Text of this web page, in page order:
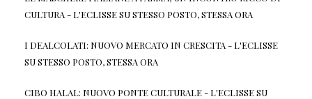
CULTURA - L'ECLISSESUSTESSO POSTO, STESSA ORA
I DEALCOLATI: NUOVO MERCATO IN CRESCITA - L'ECLISSE
SUSTESSO POSTO, STESSA ORA
CIBO HALAL: NUOVO PONTE CULTURALE - L'ECLISSESU